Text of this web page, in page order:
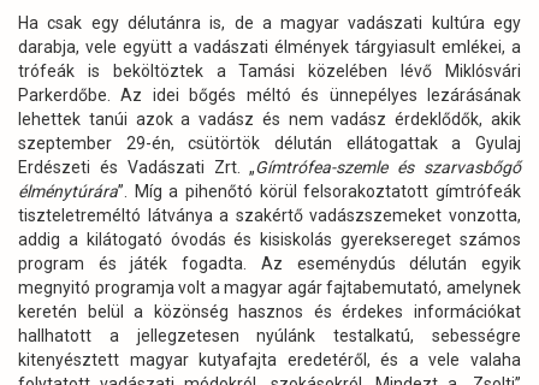
Ha csak egy délutánra is, de a magyar vadászati kultúra egy
darabja, vele együtt a vadászati élmények tárgyiasult emlékei, a
trófeák is beköltöztek a Tamási közelében lévő Miklósvári
Parkerdőbe. Az idei bőgés méltó és ünnepélyes lezárásának
lehettek tanúi azok a vadász és nem vadász érdeklődők, akik
szeptember 29-én, csütörtök délután ellátogattak a Gyulaj
Erdészeti és Vadászati Zrt. „Gímtrófea-szemle és szarvasbőgő
élménytúrára”. Míg a pihenőtó körül felsorakoztatott gímtrófeák
tiszteletreméltó látványa a szakértő vadászszemeket vonzotta,
addig a kilátogató óvodás és kisiskolás gyereksereget számos
program és játék fogadta. Az eseménydús délután egyik
megnyitó programja volt a magyar agár fajtabemutató, amelynek
keretén belül a közönség hasznos és érdekes információkat
hallhatott a jellegzetesen nyúlánk testalkatú, sebességre
kitenyésztett magyar kutyafajta eredetéről, és a vele valaha